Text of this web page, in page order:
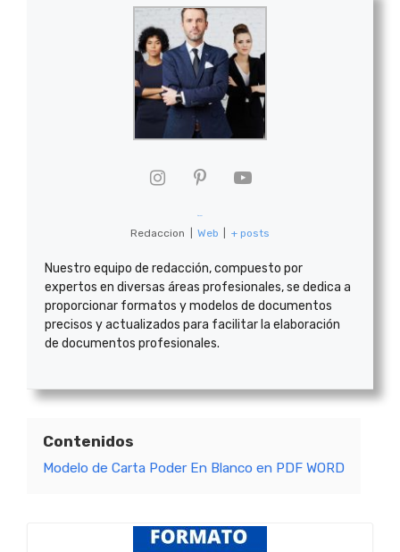
Redaccion Web + posts
Nuestro equipo de redacción, compuesto por
expertos en diversas áreas profesionales, se dedica a
proporcionar formatos y modelos de documentos
precisos y actualizados para facilitar la elaboración
de documentos profesionales.
Contenidos
Modelo de Carta Poder En Blanco en PDF WORD